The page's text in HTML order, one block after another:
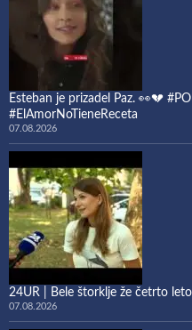
Esteban je prizadel Paz. 👀💔
#ElAmorNoTieneReceta
07.08.2026
24UR | Bele štorklje že četrto
07.08.2026